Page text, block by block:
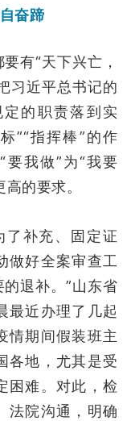
奋蹄
有“天下兴亡，
习近平总书记的
的职责落到实
”“指挥棒”的作
要我做”为“我要
的要求。
了补充、固定证
做好全案审查工
退补。”山东省
最近办理了几起
情期间假装班主
各地，尤其是受
困难。对此，检
法院沟通，明确